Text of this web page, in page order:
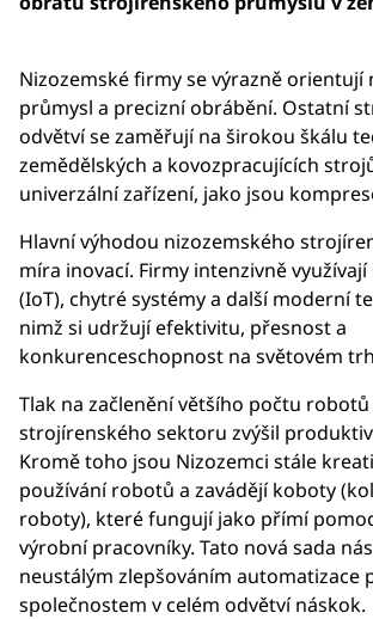
Nizozemské firmy se výrazně orientují
průmysl a precizní obrábění. Ostatní
odvětví se zaměřují na širokou škálu
zemědělských a kovozpracujících
univerzální zařízení, jako jsou
Hlavní výhodou nizozemského
míra inovací. Firmy intenzivně
(IoT), chytré systémy a další moderní
nimž si udržují efektivitu, přesnost a
konkurenceschopnost na světovém
Tlak na začlenění většího počtu
strojírenského sektoru zvýšil
Kromě toho jsou Nizozemci stále
používání robotů a zavádějí koboty
roboty), které fungují jako přímí
výrobní pracovníky. Tato nová sada
neustálým zlepšováním automatizace
společnostem v celém odvětví náskok.